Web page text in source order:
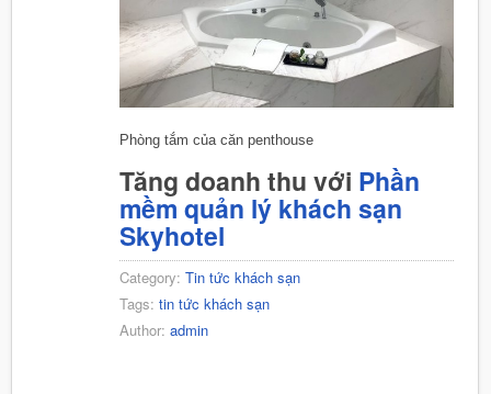
Phòng tắm của căn penthouse
Tăng doanh thu với Phần
mềm quản lý khách sạn
Skyhotel
Category: Tin tức khách sạn
Tags: tin tức khách sạn
Author: admin